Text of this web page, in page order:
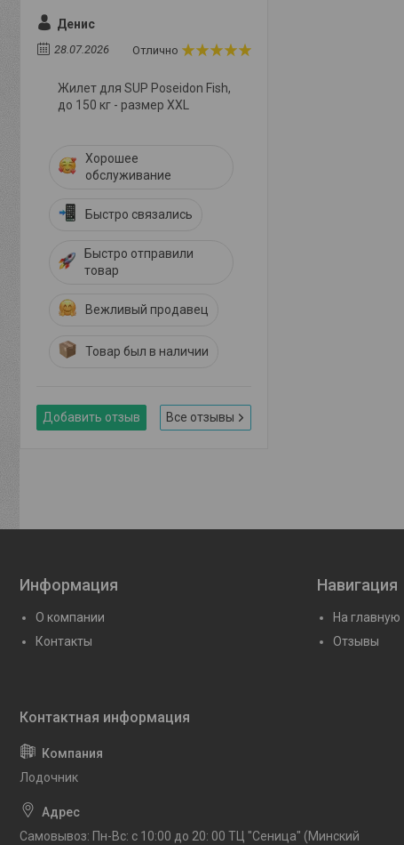
Денис
28.07.2026 Отлично
Жилет для SUP Poseidon Fish,
до 150 кг - размер XXL
Хорошее
обслуживание
Быстро связались
Быстро отправили
товар
Вежливый продавец
Товар был в наличии
Добавить отзыв Все отзывы
Информация
О компании
Контакты
Навигация
На главную
Отзывы
Лодочник
Самовывоз: Пн-Вс: с 10:00 до 20: 00 ТЦ "Сеница" (Минский